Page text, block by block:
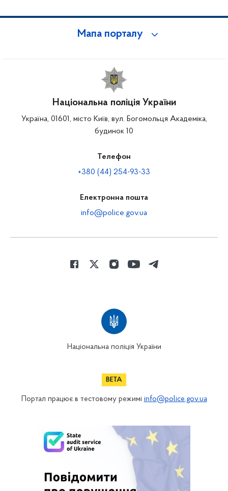
Мапа порталу
Національна поліція України
Україна, 01601, місто Київ, вул. Богомольця Академіка,
будинок 10
Телефон
+380 (44) 254-93-33
Електронна пошта
info@police.gov.ua
Національна поліція України
Портал працює в тестовому режимі info@police.gov.ua